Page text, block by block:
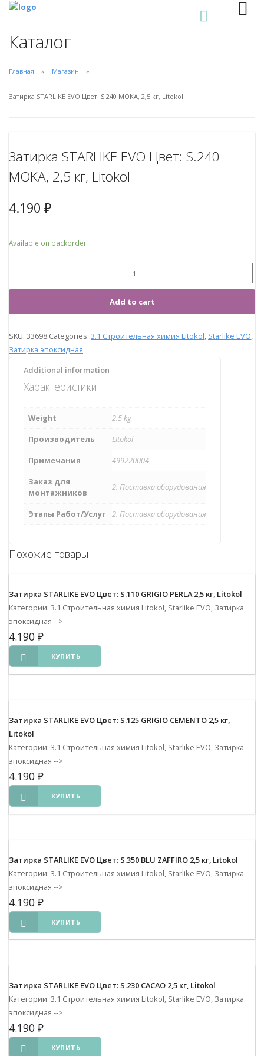
Каталог
Главная Магазин
Затирка STARLIKE EVO Цвет: S.240 MOKA, 2,5 кг, Litokol
Затирка STARLIKE EVO Цвет: S.240
MOKA, 2,5 кг, Litokol
4.190 ₽
Available on backorder
Add to cart
SKU: 33698 Categories: 3.1 Строительная химия Litokol Starlike EVO
Затирка эпоксидная
Additional information
Характеристики
Weight
2.5 kg
Производитель
Litokol
Примечания
499220004
Заказ для
монтажников
2. Поставка оборудования
Этапы Работ/Услуг 2. Поставка оборудования
Похожие товары
Затирка STARLIKE EVO Цвет: S.110 GRIGIO PERLA 2,5 кг, Litokol
Категории: 3.1 Строительная химия Litokol, Starlike EVO, Затирка
эпоксидная -->
4.190 ₽
КУПИТЬ
Затирка STARLIKE EVO Цвет: S.125 GRIGIO CEMENTO 2,5 кг,
Litokol
Категории: 3.1 Строительная химия Litokol, Starlike EVO, Затирка
эпоксидная -->
4.190 ₽
КУПИТЬ
Затирка STARLIKE EVO Цвет: S.350 BLU ZAFFIRO 2,5 кг, Litokol
Категории: 3.1 Строительная химия Litokol, Starlike EVO, Затирка
эпоксидная -->
4.190 ₽
КУПИТЬ
Затирка STARLIKE EVO Цвет: S.230 CACAO 2,5 кг, Litokol
Категории: 3.1 Строительная химия Litokol, Starlike EVO, Затирка
эпоксидная -->
4.190 ₽
КУПИТЬ